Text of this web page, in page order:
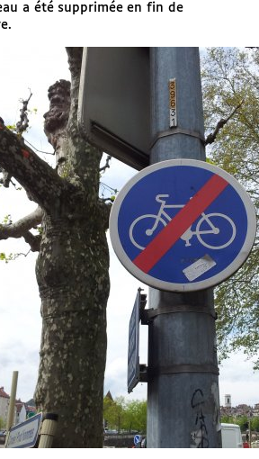
a été supprimée en fin de